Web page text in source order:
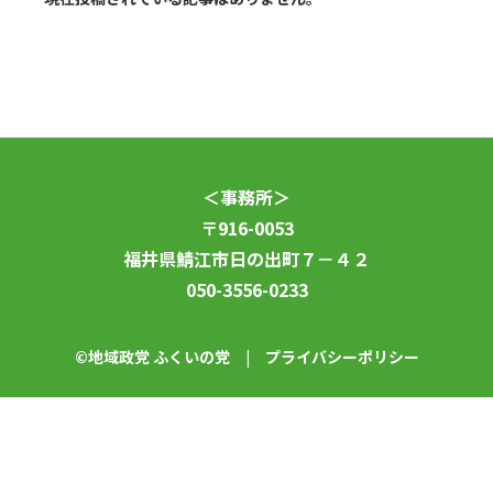
＜事務所＞
〒916-0053
福井県鯖江市日の出町７－４２
050-3556-0233
©地域政党 ふくいの党 | プライバシーポリシー